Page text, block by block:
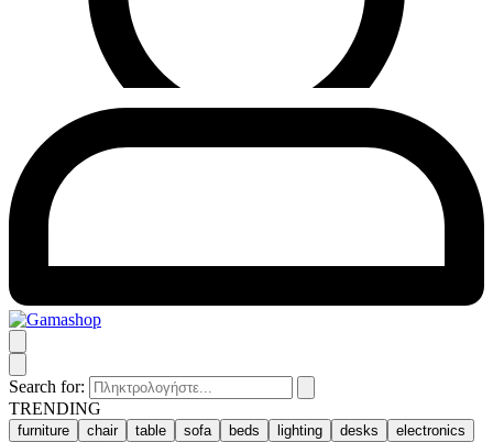
Search for:
TRENDING
furniture chair table sofa beds lighting desks electronics